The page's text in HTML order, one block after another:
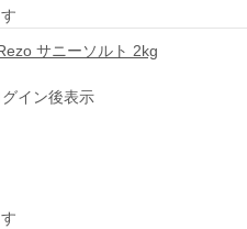
サニーソルト 2kg
イン後表示